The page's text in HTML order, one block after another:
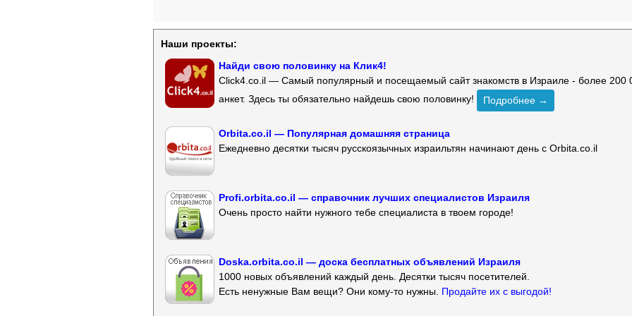
Наши проекты:
Найди свою половинку на Клик4!
Click4.co.il — Самый популярный и посещаемый сайт знакомств в Израиле - более 200
анкет. Здесь ты обязательно найдешь свою половинку!
Подробнее →
Orbita.co.il — Популярная домашняя страница
Ежедневно десятки тысяч русскоязычных израильтян начинают день с Orbita.co.il
Profi.orbita.co.il — справочник лучших специалистов Израиля
Очень просто найти нужного тебе специалиста в твоем городе!
Doska.orbita.co.il — доска бесплатных объявлений Израиля
1000 новых объявлений каждый день. Десятки тысяч посетителей.
Есть ненужные Вам вещи? Они кому-то нужны. Продайте их с выгодой!